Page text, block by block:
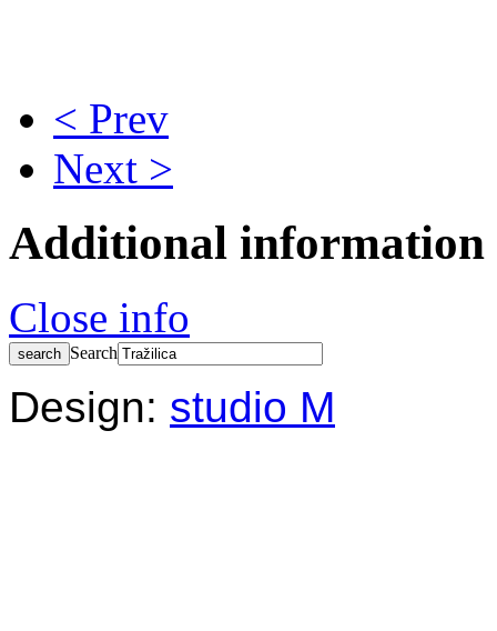
< Prev
Next >
Additional information
Close info
Search
Design: studio M